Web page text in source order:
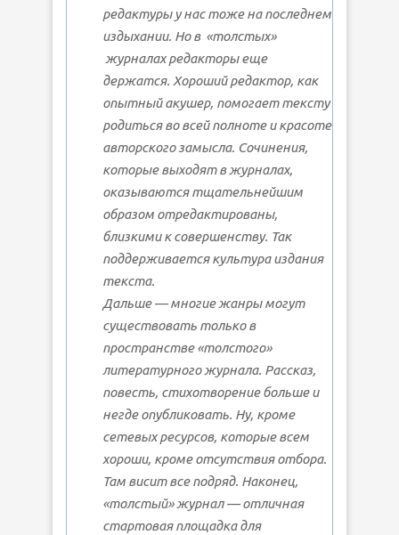
редактуры у нас тоже на последнем
издыхании. Но в «толстых»
журналах редакторы еще
держатся. Хороший редактор, как
опытный акушер, помогает тексту
родиться во всей полноте и красоте
авторского замысла. Сочинения,
которые выходят в журналах,
оказываются тщательнейшим
образом отредактированы,
близкими к совершенству. Так
поддерживается культура издания
текста.
Дальше — многие жанры могут
существовать только в
пространстве «толстого»
литературного журнала. Рассказ,
повесть, стихотворение больше и
негде опубликовать. Ну, кроме
сетевых ресурсов, которые всем
хороши, кроме отсутствия отбора.
Там висит все подряд. Наконец,
«толстый» журнал — отличная
стартовая площадка для